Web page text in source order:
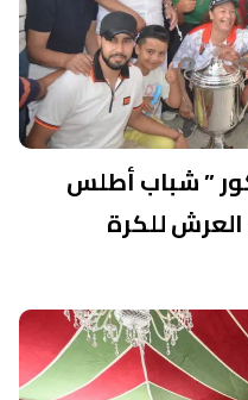
” شباب أطلس
للكرة